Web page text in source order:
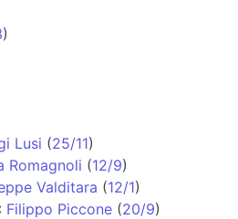
)
Lusi (25/11)
Romagnoli (12/9)
Valditara (12/1)
: Filippo Piccone (20/9)